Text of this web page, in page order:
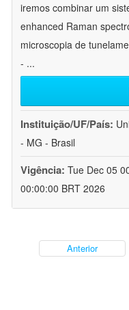
iremos combinar um
enhanced Raman
microscopia de
- ...
Instituição/UF/País:
- MG - Brasil
Vigência: Tue Dec 05
00:00:00 BRT 2026
Anterior